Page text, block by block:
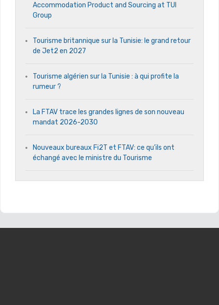
Accommodation Product and Sourcing at TUI
Group
Tourisme britannique sur la Tunisie: le grand retour
de Jet2 en 2027
Tourisme algérien sur la Tunisie : à qui profite la
rumeur ?
La FTAV trace les grandes lignes de son nouveau
mandat 2026-2030
Nouveaux bureaux Fi2T et FTAV: ce qu’ils ont
échangé avec le ministre du Tourisme